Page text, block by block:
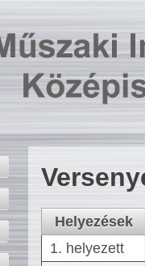
Helyezések
1. helyezett